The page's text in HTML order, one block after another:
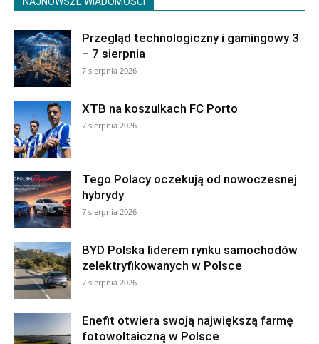
Przegląd technologiczny i gamingowy 3
– 7 sierpnia
7 sierpnia 2026
XTB na koszulkach FC Porto
7 sierpnia 2026
Tego Polacy oczekują od nowoczesnej
hybrydy
7 sierpnia 2026
BYD Polska liderem rynku samochodów
zelektryfikowanych w Polsce
7 sierpnia 2026
Enefit otwiera swoją największą farmę
fotowoltaiczną w Polsce